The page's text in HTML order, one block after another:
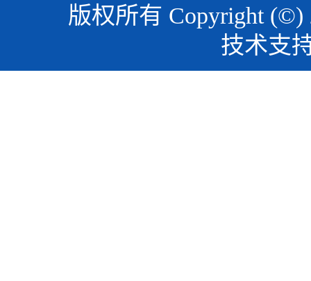
版权所有 Copyright
技术支